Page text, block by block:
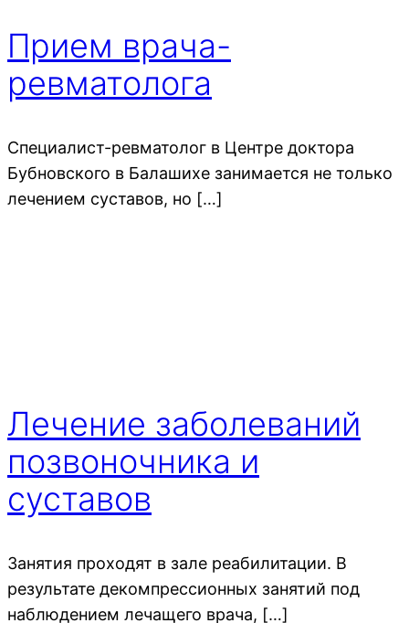
Прием врача-
ревматолога
Специалист-ревматолог в Центре доктора
Бубновского в Балашихе занимается не только
лечением суставов, но […]
Лечение заболеваний
позвоночника и
суставов
Занятия проходят в зале реабилитации. В
результате декомпрессионных занятий под
наблюдением лечащего врача, […]